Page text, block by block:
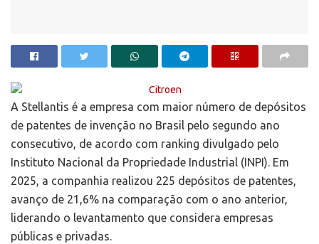
A Stellantis é a empresa com maior número de depósitos
de patentes de invenção no Brasil pelo segundo ano
consecutivo, de acordo com ranking divulgado pelo
Instituto Nacional da Propriedade Industrial (INPI). Em
2025, a companhia realizou 225 depósitos de patentes,
avanço de 21,6% na comparação com o ano anterior,
liderando o levantamento que considera empresas
públicas e privadas.